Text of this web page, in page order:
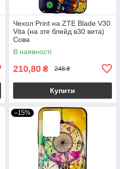
Чехол Print на ZTE Blade V30
Vita (на зте блейд в30 вита)
Сова
В наявності
210,80 ₴ 248 ₴
Купити
–15%